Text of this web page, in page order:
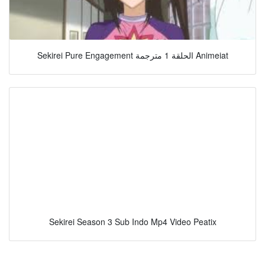
Sekirei Pure Engagement الحلقة 1 مترجمة Animeiat
Sekirei Season 3 Sub Indo Mp4 Video Peatix